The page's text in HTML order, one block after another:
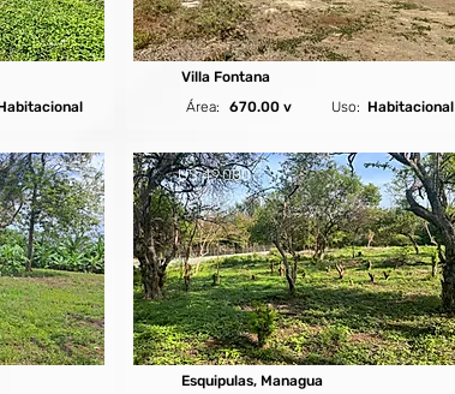
Villa Fontana
Área:
670.00 v Habitacional
Uso:
U$ 49,000
Esquipulas, Managua